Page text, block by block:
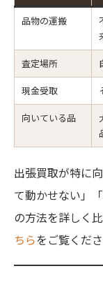
品物の運搬
査定場所
現金受取
向いている品
出張買取が特に
て動かせない」
の方法を詳しく
ちらをご覧くださ